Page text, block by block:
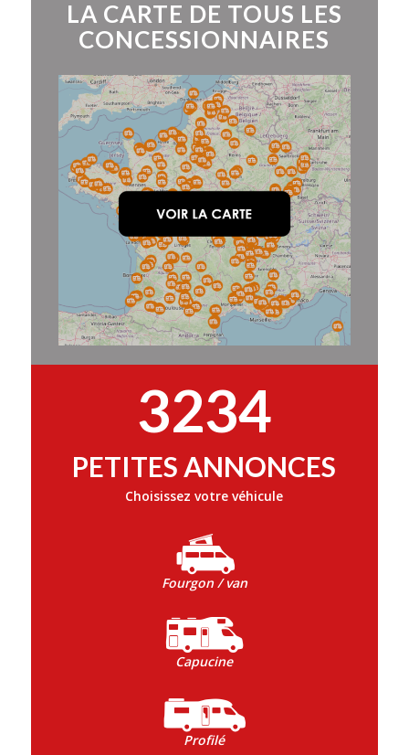
LA CARTE DE TOUS LES
CONCESSIONNAIRES
3234
PETITES ANNONCES
Choisissez votre véhicule
Fourgon / van
Capucine
Profilé